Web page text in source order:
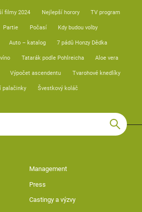
filmy 2024 Nejlepší horory TV program
Partie Počasí Kdy budou volby
Auto – katalog 7 pádů Honzy Dědka
Tatarák podle Pohlreicha Aloe vera
Výpočet ascendentu Tvarohové knedlíky
palačinky Švestkový koláč
Management
Press
Castingy a výzvy